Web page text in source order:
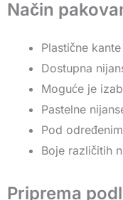
Način
Plastične
Dostupna
Moguće je
Pastelne
Pod
Boje različitih
Priprema